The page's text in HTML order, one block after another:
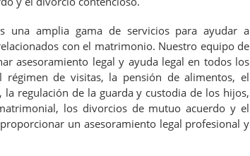
una amplia gama de servicios para ayudar a
con el matrimonio. Nuestro equipo de
asesoramiento legal y ayuda legal en todos los
régimen de visitas, la pensión de alimentos, el
regulación de la guarda y custodia de los hijos,
los divorcios de mutuo acuerdo y el
un asesoramiento legal profesional y